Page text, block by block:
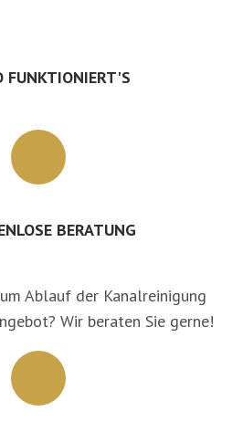
FUNKTIONIERT'S
BERATUNG
Ablauf der Kanalreinigung
Wir beraten Sie gerne!